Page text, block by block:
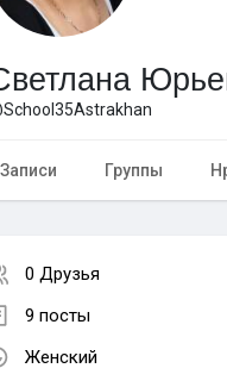
Поиск
Игры
Краудфандинг
Записи Группы
0 Друзья
9 посты
Женский